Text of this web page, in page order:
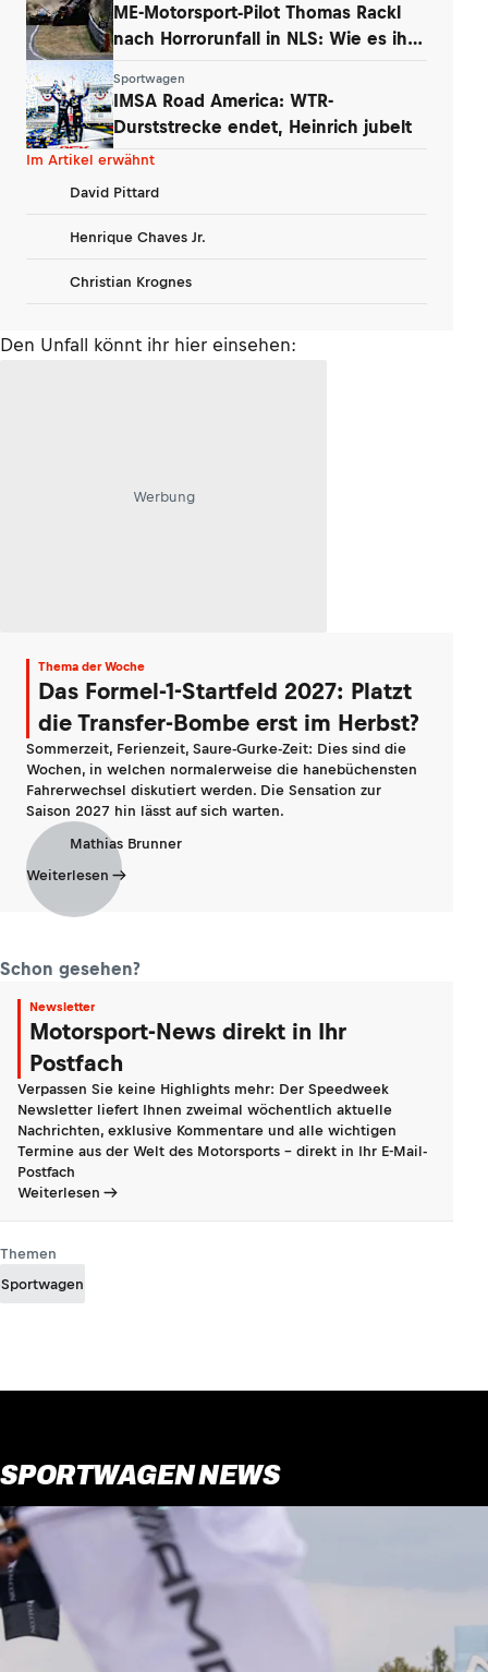
ME-Motorsport-Pilot Thomas Rackl
nach Horrorunfall in NLS: Wie es ihm
Sportwagen
IMSA Road America: WTR-
Durststrecke endet, Heinrich jubelt
Im Artikel erwähnt
David Pittard
Henrique Chaves Jr.
Christian Krognes
Den Unfall könnt ihr hier einsehen:
Werbung
Thema der Woche
Das Formel-1-Startfeld 2027: Platzt
die Transfer-Bombe erst im Herbst?
Sommerzeit, Ferienzeit, Saure-Gurke-Zeit: Dies sind die
Wochen, in welchen normalerweise die hanebüchensten
Fahrerwechsel diskutiert werden. Die Sensation zur
Saison 2027 hin lässt auf sich warten.
Mathias Brunner
Weiterlesen
Schon gesehen?
Newsletter
Motorsport-News direkt in Ihr
Postfach
Verpassen Sie keine Highlights mehr: Der Speedweek
Newsletter liefert Ihnen zweimal wöchentlich aktuelle
Nachrichten, exklusive Kommentare und alle wichtigen
Termine aus der Welt des Motorsports - direkt in Ihr E-Mail-
Postfach
Weiterlesen
Themen
Sportwagen
SPORTWAGEN NEWS